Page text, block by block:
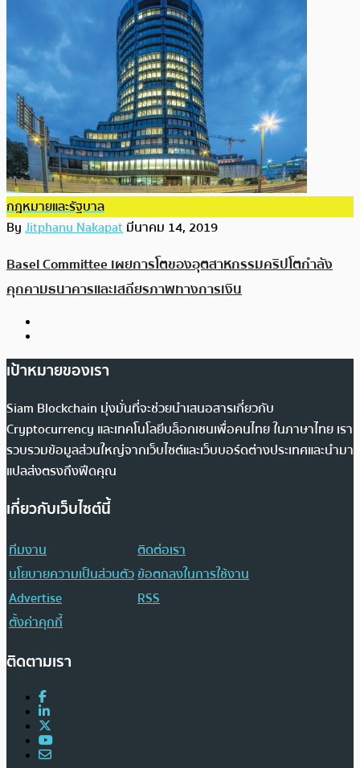
กฎหมายและรัฐบาล
ByJitphanu Nakapatมีนาคม 14, 2019
Basel Committee เผยการโตของอุตสาหกรรมคริปโตกำลัง
คุกคามธนาคารและเสถียรภาพทางการเงิน
เป้าหมายของเรา
Siam Blockchain มุ่งมั่นที่จะช่วยนำเสนอสารเกี่ยวกับ
Cryptocurrency และเทคโนโลยีบล็อกเชนเพื่อคนไทย ในภาษาไทย เรา
รวบรวมข้อมูลส่วนใหญ่จากเว็บไซต์และเว็บบอร์ดต่างประเทศและนำมา
แปลส่งตรงถึงฟีดคุณ
เกี่ยวกับเว็บไซต์นี้
ทีมงาน
ติดต่อเรา
นโยบายความเป็นส่วนตัวข้อตกลงในการใช้งาน
Advertise
RSS
ตั้งค่าคุกกี้
ติดตามเรา